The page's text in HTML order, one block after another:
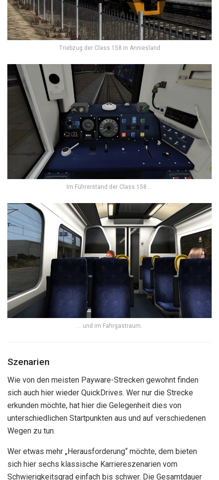
Triebzug der Class 158 in Anniesland
Im Führerstand der Class 158 …
… und im Fahrgastraum.
Szenarien
Wie von den meisten Payware-Strecken gewohnt finden
sich auch hier wieder QuickDrives. Wer nur die Strecke
erkunden möchte, hat hier die Gelegenheit dies von
unterschiedlichen Startpunkten aus und auf verschiedenen
Wegen zu tun.
Wer etwas mehr „Herausforderung“ möchte, dem bieten
sich hier sechs klassische Karriereszenarien vom
Schwierigkeitsgrad einfach bis schwer. Die Gesamtdauer